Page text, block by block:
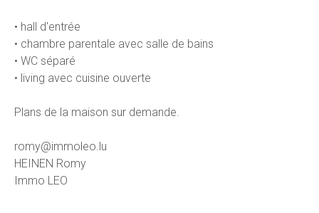
• hall d'entrée
• chambre parentale avec salle de bains
• WC séparé
• living avec cuisine ouverte
Plans de la maison sur demande.
romy@immoleo.lu
HEINEN Romy
Immo LEO